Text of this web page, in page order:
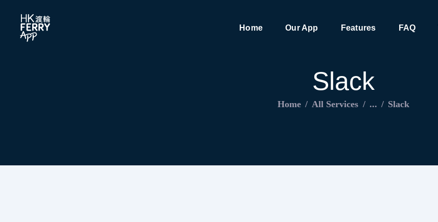
Home Our App Features FAQ
Slack
Home All Services ... Slack
OUR APP
TESTIMONIALS